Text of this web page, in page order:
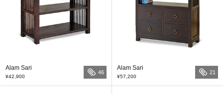
Alam Sari
¥42,900
46
Alam Sari
¥57,200
21